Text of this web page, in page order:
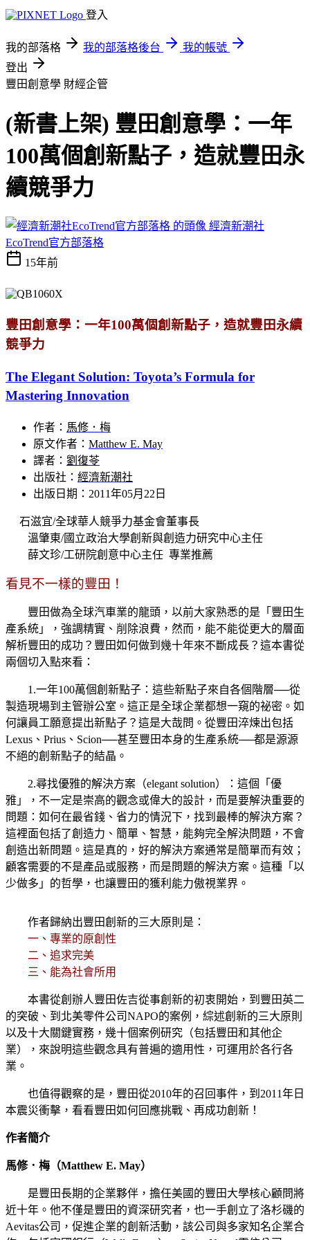
登入
我的部落格 我的部落格後台
我的帳號
登出
豐田創意學 財經企管
(新書上架) 豐田創意學：一年
100萬個創新點子，造就豐田永
續競爭力
經濟新潮社
EcoTrend官方部落格
15年前
豐田創意學：一年100萬個創新點子，造就豐田永續
競爭力
The Elegant Solution: Toyota’s Formula for
Mastering Innovation
作者： 馬修．梅
原文作者： Matthew E. May
譯者： 劉復苓
出版社： 經濟新潮社
出版日期：2011年05月22日
石滋宜/全球華人競爭力基金會董事長
溫肇東/國立政治大學創新與創造力研究中心主任
薛文珍/工研院創意中心主任 專業推薦
看見不一樣的豐田！
豐田做為全球汽車業的龍頭，以前大家熟悉的是「豐田生
產系統」，強調精實、削除浪費，然而，能不能從更大的層面
解析豐田的成功？豐田如何做到幾十年來不斷成長？這本書從
兩個切入點來看：
1.一年100萬個創新點子：這些新點子來自各個階層──從
製造現場到主管辦公室。這正是全球企業都想一窺的祕密。如
何讓員工願意提出新點子？這是大哉問。從豐田淬煉出包括
Lexus、Prius、Scion──甚至豐田本身的生產系統──都是源源
不絕的創新點子的結晶。
2.尋找優雅的解決方案（elegant solution）：這個「優
雅」，不一定是崇高的觀念或偉大的設計，而是要解決重要的
問題：如何在最省錢、省力的情況下，找到最棒的解決方案？
這裡面包括了創造力、簡單、智慧，能夠完全解決問題，不會
創造出新問題。這是真的，好的解決方案通常是簡單而有效；
顧客需要的不是產品或服務，而是問題的解決方案。這種「以
少做多」的哲學，也讓豐田的獲利能力傲視業界。
作者歸納出豐田創新的三大原則是：
一、專業的原創性
二、追求完美
三、能為社會所用
本書從創辦人豐田佐吉從事創新的初衷開始，到豐田英二
的突破、到北美零件公司NAPO的案例，綜述創新的三大原則
以及十大關鍵實務，幾十個案例研究（包括豐田和其他企
業），來說明這些觀念具有普遍的適用性，可運用於各行各
業。
也值得觀察的是，豐田從2010年的召回事件，到2011年日
本震災衝擊，看看豐田如何回應挑戰、再成功創新！
作者簡介
馬修．梅（Matthew E. May）
是豐田長期的企業夥伴，擔任美國的豐田大學核心顧問將
近十年。他不僅是豐田的資深研究者，也一手創立了洛杉磯的
Aevitas公司，促進企業的創新活動，該公司與多家知名企業合